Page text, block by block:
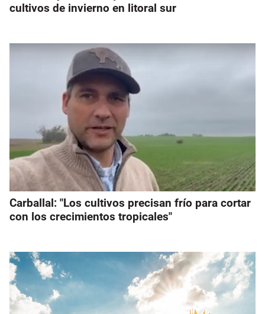
cultivos de invierno en litoral sur
Carballal: "Los cultivos precisan frío para cortar
con los crecimientos tropicales"